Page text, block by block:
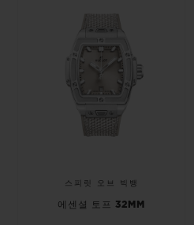
스피릿 오브 빅뱅
에센셜 토프 32MM